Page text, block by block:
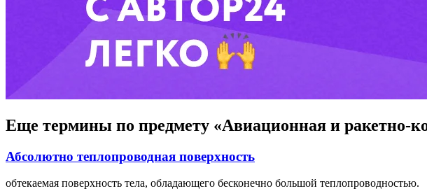
Еще термины по предмету «Авиационная и ракетно-
Абсолютно теплопроводная поверхность
обтекаемая поверхность тела, обладающего бесконечно большой теплопроводностью.